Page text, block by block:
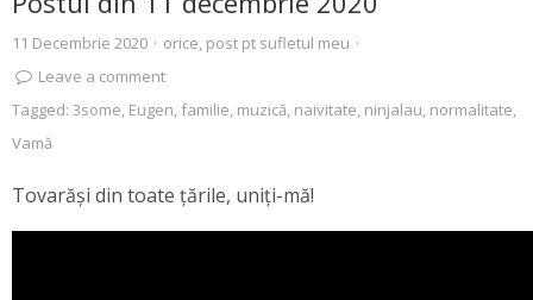
11 Decembrie 2020 · orice, post pt sufletul meu ·
Leave a comment
Tagged: 3some, Eugen, familie, muzică, naivitate, ninjalau, normalitate,
Vamă
Tovarăși din toate țările, uniți-mă!